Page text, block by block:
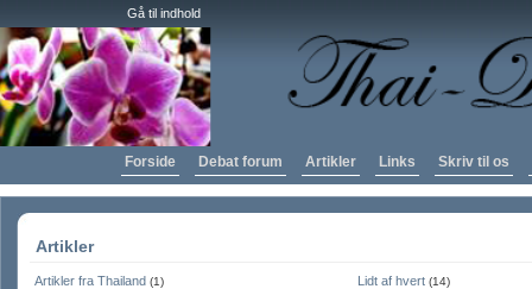
Gå til indhold
Forside Debat forum Artikler Links Skriv til os
Artikler
Artikler fra Thailand (1) Lidt af hvert (14)